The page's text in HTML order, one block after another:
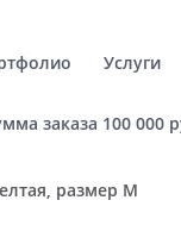
Услуги
заказа 100 000
размер M